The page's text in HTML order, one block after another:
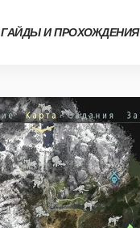
ГАЙДЫ И ПРОХОЖДЕНИЯ